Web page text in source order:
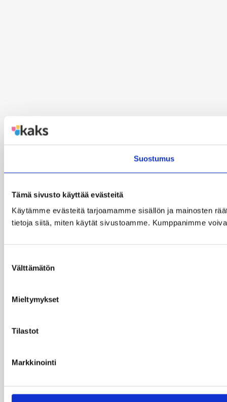
Suostumus
Tämä sivusto käyttää evästeitä
Käytämme evästeitä tarjoamamme sisällön ja mainosten
tietoja siitä, miten käytät sivustoamme. Kumppanimme
valinta
Välttämätön
Mieltymykset
Tilastot
Markkinointi